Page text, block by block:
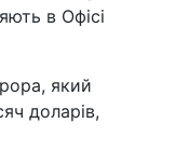
в Офісі
який
доларів,